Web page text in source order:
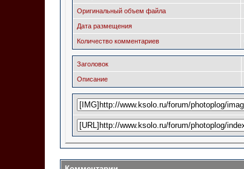
Оригинальный объем файла
Дата размещения
Количество комментариев
Заголовок
Описание